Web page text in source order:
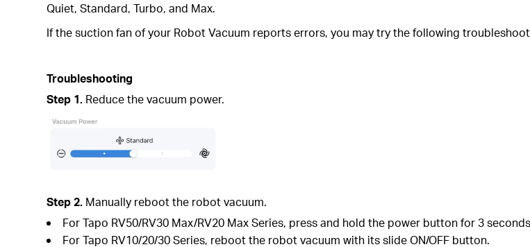
Quiet, Standard, Turbo, and Max.
If the suction fan of your Robot Vacuum reports errors, you may try the following
Troubleshooting
Step 1. Reduce the vacuum power.
Step 2. Manually reboot the robot vacuum.
For Tapo RV50/RV30 Max/RV20 Max Series, press and hold the power button for 3
For Tapo RV10/20/30 Series, reboot the robot vacuum with its slide ON/OFF button.